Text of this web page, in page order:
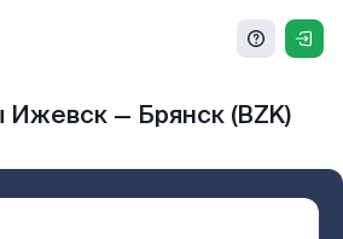
Ижевск — Брянск (BZK)